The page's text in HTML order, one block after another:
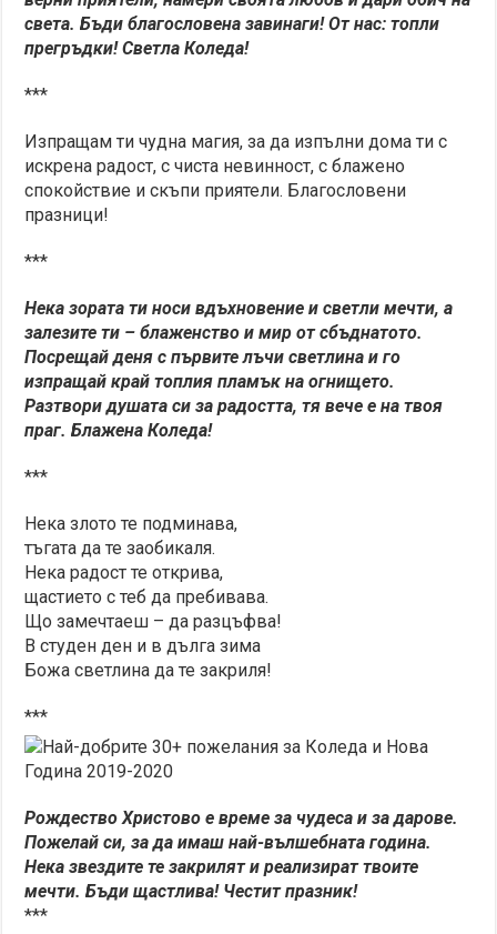
света. Бъди благословена завинаги! От нас: топли
прегръдки! Светла Коледа!
***
Изпращам ти чудна магия, за да изпълни дома ти с
искрена радост, с чиста невинност, с блажено
спокойствие и скъпи приятели. Благословени
празници!
***
Нека зората ти носи вдъхновение и светли мечти, а
залезите ти – блаженство и мир от сбъднатото.
Посрещай деня с първите лъчи светлина и го
изпращай край топлия пламък на огнището.
Разтвори душата си за радостта, тя вече е на твоя
праг. Блажена Коледа!
***
Нека злото те подминава,
тъгата да те заобикаля.
Нека радост те открива,
щастието с теб да пребивава.
Що замечтаеш – да разцъфва!
В студен ден и в дълга зима
Божа светлина да те закриля!
***
Рождество Христово е време за чудеса и за дарове.
Пожелай си, за да имаш най-вълшебната година.
Нека звездите те закрилят и реализират твоите
мечти. Бъди щастлива! Честит празник!
***